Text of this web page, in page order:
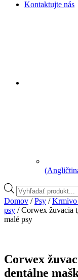
Kontaktujte nás
(
Vyhľadávanie
produktov
Domov /Psy /Krmivo
psy / Corwex žuvacia
malé psy
Corwex
dentálne